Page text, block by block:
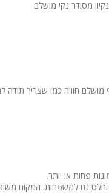
מסודר נקי מושלם
חוויה כמו שצריך תודה
פחות או יותר.
גם למשפחות. המקום